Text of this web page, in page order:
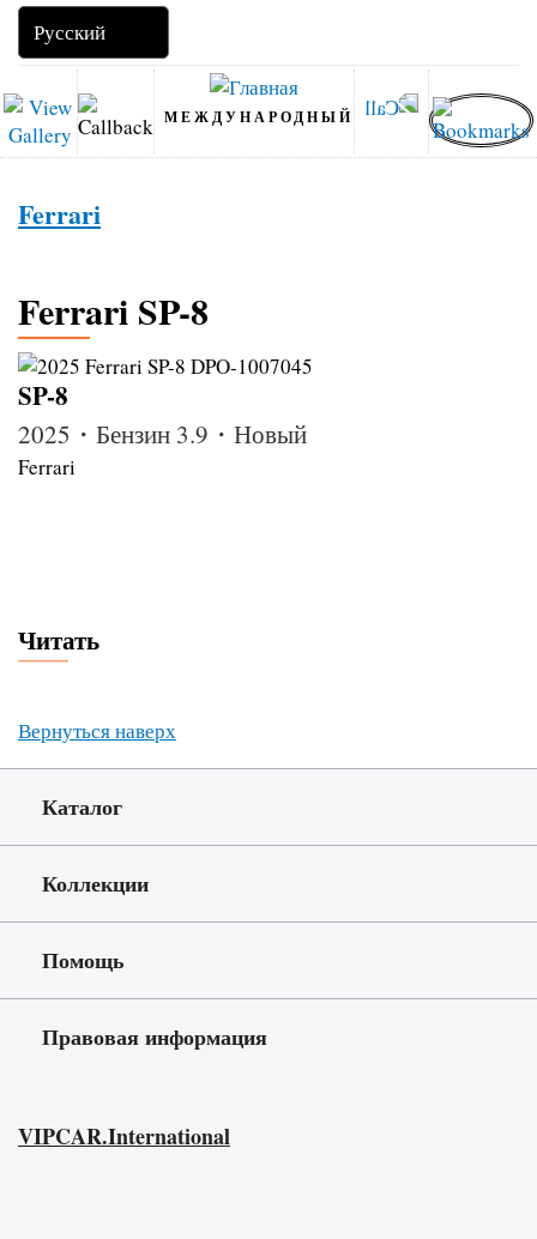
МЕЖДУНАРОДНЫЙ
Ferrari
Ferrari SP-8
SP-8
2025・Бензин 3.9・Новый
Ferrari
Читать
Вернуться наверх
Каталог
Коллекции
Помощь
Правовая информация
VIPCAR.International